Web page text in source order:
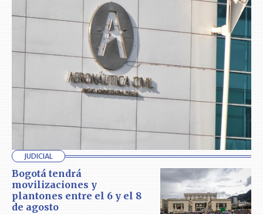
JUDICIAL
Bogotá tendrá
movilizaciones y
plantones entre el 6 y el 8
de agosto